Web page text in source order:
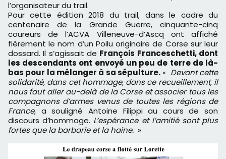
l’organisateur du trail.
Pour cette édition 2018 du trail, dans le cadre du
centenaire de la Grande Guerre, cinquante-cinq
coureurs de l’ACVA Villeneuve-d’Ascq ont affiché
fièrement le nom d’un Poilu originaire de Corse sur leur
dossard. Il s’agissait de François Franceschetti, dont
les descendants ont envoyé un peu de terre de là-
bas pour la mélanger à sa sépulture.« Devant cette
solidarité, dans cet hommage, dans ce recueillement, il
nous faut aller au-delà de la Corse et associer tous les
compagnons d’armes venus de toutes les régions de
France, a souligné Antoine Filippi au cours de son
discours d’hommage. L’espérance et l’amitié sont plus
fortes que la barbarie et la haine. »